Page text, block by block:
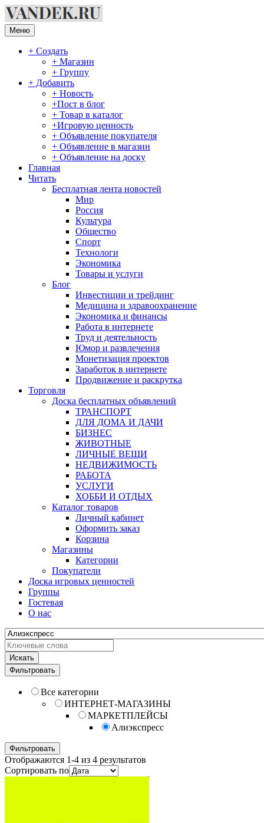
Перейти
к
содержимому
Меню
+ Создать
+ Магазин
+ Группу
+ Добавить
+ Новость
+Пост в блог
+ Товар в каталог
+Игровую ценность
+ Объявление покупателя
+ Объявление в магазин
+ Объявление на доску
Главная
Читать
Бесплатная лента новостей
Мир
Россия
Культура
Общество
Спорт
Технологи
Экономика
Товары и услуги
Блог
Инвестиции и трейдинг
Медицина и здравоохранение
Экономика и финансы
Работа в интернете
Труд и деятельность
Юмор и развлечения
Монетизация проектов
Заработок в интернете
Продвижение и раскрутка
Торговля
Доска бесплатных объявлений
ТРАНСПОРТ
ДЛЯ ДОМА И ДАЧИ
БИЗНЕС
ЖИВОТНЫЕ
ЛИЧНЫЕ ВЕЩИ
НЕДВИЖИМОСТЬ
РАБОТА
УСЛУГИ
ХОББИ И ОТДЫХ
Каталог товаров
Личный кабинет
Оформить заказ
Корзина
Магазины
Категории
Покупатели
Доска игровых ценностей
Группы
Гостевая
О нас
Искать
Фильтровать
Все категории
ИНТЕРНЕТ-МАГАЗИНЫ
МАРКЕТПЛЕЙСЫ
Алиэкспресс
Фильтровать
Отображаются 1-4 из 4 результатов
Сортировать по